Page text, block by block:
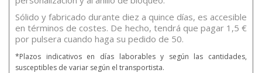
Sólido y fabricado durante diez a quince días, es accesible
en términos de costes. De hecho, tendrá que pagar 1,5 €
por pulsera cuando haga su pedido de 50.
*Plazos indicativos en días laborables y según las cantidades,
susceptibles de variar según el transportista.